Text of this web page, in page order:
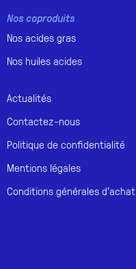
Nos coproduits
Nos acides gras
Nos huiles acides
Actualités
Contactez-nous
Politique de confidentialité
Mentions légales
Conditions générales d'achat